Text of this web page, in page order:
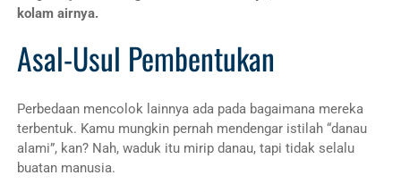
kolam airnya.
Asal-Usul Pembentukan
Perbedaan mencolok lainnya ada pada bagaimana mereka
terbentuk. Kamu mungkin pernah mendengar istilah “danau
alami”, kan? Nah, waduk itu mirip danau, tapi tidak selalu
buatan manusia.